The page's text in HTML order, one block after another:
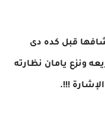
قبل كده دى
ونزع يامان نظارته
!!!.